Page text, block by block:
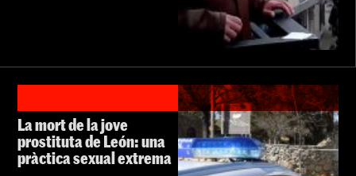
La mort de la jove
prostituta de León: una
pràctica sexual extrema